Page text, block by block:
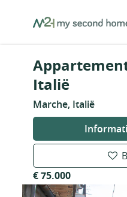
MySecondHome
Italië
Marche, Italië
€ 75.000